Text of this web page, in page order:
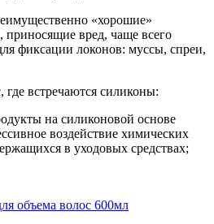
«хорошие»
приносящие вред, чаще всего
фиксации локонов: муссы, спреи,
где встречаются силиконы:
на силиконовой основе
воздействие химических
в уходовых средствах;
объема волос 600мл